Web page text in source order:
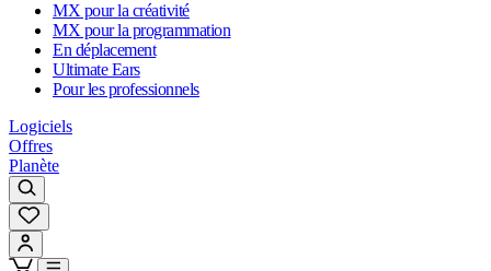
MX pour la créativité
MX pour la programmation
En déplacement
Ultimate Ears
Pour les professionnels
Logiciels
Offres
Planète